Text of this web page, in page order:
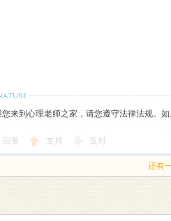
您来到心理老师之家，请您遵守法律法规。
回复 支持 反对
还有